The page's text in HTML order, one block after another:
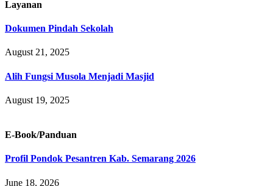
Layanan
Dokumen Pindah Sekolah
August 21, 2025
Alih Fungsi Musola Menjadi Masjid
August 19, 2025
E-Book/Panduan
Profil Pondok Pesantren Kab. Semarang 2026
June 18, 2026